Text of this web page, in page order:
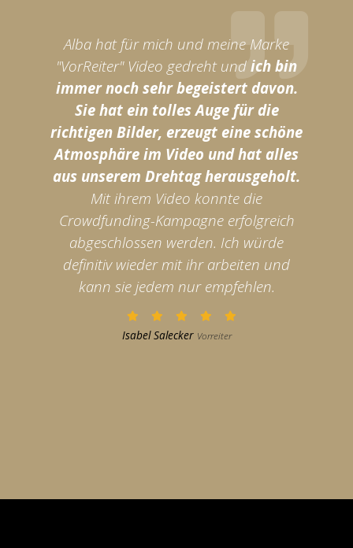
Alba hat für mich und meine Marke
"VorReiter" Video gedreht und ich bin
immer noch sehr begeistert davon.
Sie hat ein tolles Auge für die
richtigen Bilder, erzeugt eine schöne
Atmosphäre im Video und hat alles
aus unserem Drehtag herausgeholt.
Mit ihrem Video konnte die
Crowdfunding-Kampagne erfolgreich
abgeschlossen werden. Ich würde
definitiv wieder mit ihr arbeiten und
kann sie jedem nur empfehlen.
Isabel Salecker Vorreiter